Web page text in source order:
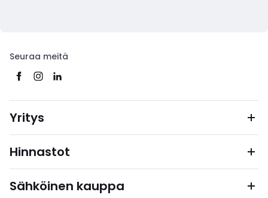
Seuraa meitä
Yritys
Hinnastot
Sähköinen kauppa